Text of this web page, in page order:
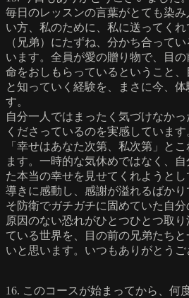
毎日のレッスンの言葉がとても染
い方、私のために、私に送ってく
（兄弟）にたずね、分かち合って
います。全員が愛の贈り物で、目
命をおしもらっているということ
と知っていく経験を、まさに今、
す。
自分一人ではまったく気づけなか
くださっているのを実感しています
「幸せはあなた次第、私次第」と
ます。一時的な気休めではなく、
た本当の幸せを見せてくれようと
導きに感動し、感謝が溢れるばか
そ防衛でガチガチに固めていた自分
原因のない恐れがひとつひとつ取
ている世界を、目の前の兄弟たち
いと思います。いつもありがとう
16. このコースが始まってから、何